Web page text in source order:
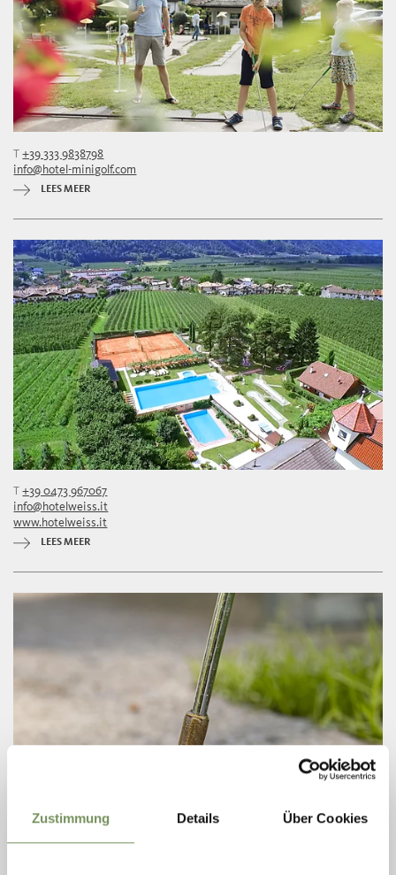
Zustimmung Details Über Cookies
T+39 333 9838798
info@hotel-minigolf.com
LEES MEER
T+39 0473 967067
info@hotelweiss.it
www.hotelweiss.it
LEES MEER
T+39 340 1591553